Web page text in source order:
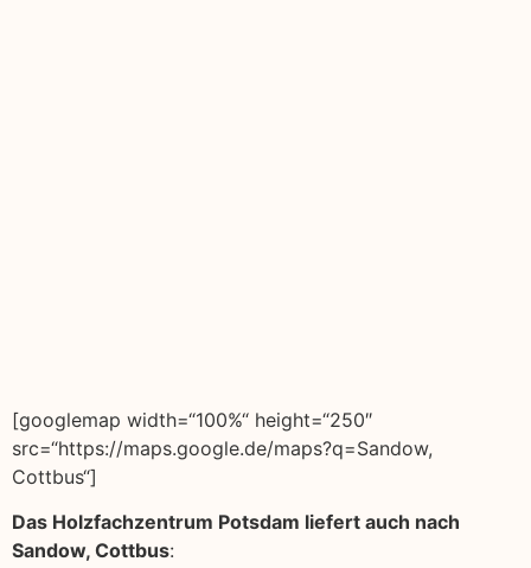
[googlemap width=“100%“ height=“250″
src=“https://maps.google.de/maps?q=Sandow,
Cottbus“]
Das Holzfachzentrum Potsdam liefert auch nach
Sandow, Cottbus: